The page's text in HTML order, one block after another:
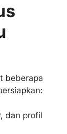
beberapa
dan profil